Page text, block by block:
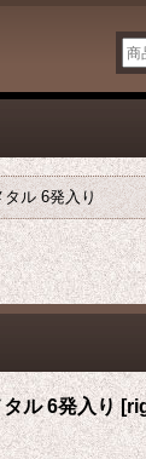
タル 6発入り
ル 6発入り [